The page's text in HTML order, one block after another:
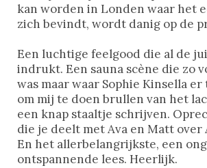
kan worden in Londen waar het
zich bevindt, wordt danig op de
Een luchtige feelgood die al de
indrukt. Een sauna scène die zo
was maar waar Sophie Kinsella
om mij te doen brullen van het
een knap staaltje schrijven.
die je deelt met Ava en Matt over
En het allerbelangrijkste, een
ontspannende lees. Heerlijk.